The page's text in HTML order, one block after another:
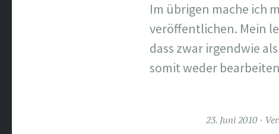
Im übrigen mache ich
veröffentlichen. Mein
dass zwar irgendwie
somit weder
23. Juni 2010